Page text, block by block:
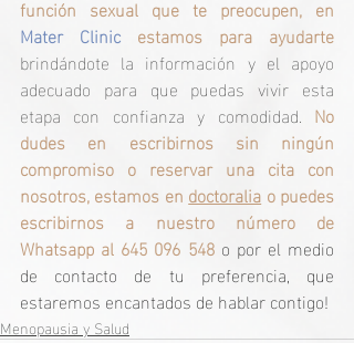
Mater Clinic
brindándote la información y el apoyo
adecuado para que puedas vivir esta
etapa con confianza y comodidad. No
dudes en escribirnos sin ningún
compromiso o reservar una cita con
nosotros, estamos en doctoralia o puedes
escribirnos a nuestro número de
Whatsapp al 645 096 548 o por el medio
de contacto de tu preferencia, que
estaremos encantados de hablar contigo!
Menopausia y Salud